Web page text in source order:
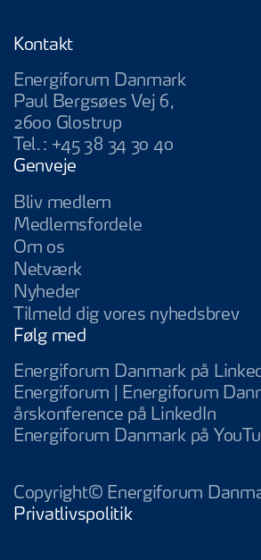
Kontakt
Energiforum Danmark
Paul Bergsøes Vej 6,
2600 Glostrup
Tel.: +45 38 34 30 40
Genveje
Bliv medlem
Medlemsfordele
Om os
Netværk
Nyheder
Tilmeld dig vores nyhedsbrev
Følg med
Energiforum Danmark på
Energiforum | Energiforum
årskonference på LinkedIn
Energiforum Danmark på
Copyright© Energiforum
Privatlivspolitik